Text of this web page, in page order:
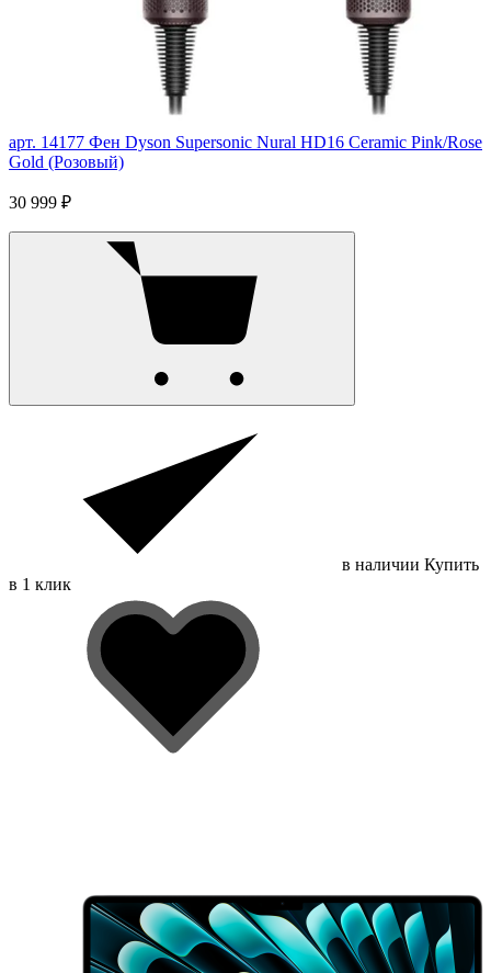
арт. 14177 Фен Dyson Supersonic Nural HD16 Ceramic Pink/Rose
Gold (Розовый)
30 999 ₽
в наличии Купить
в 1 клик